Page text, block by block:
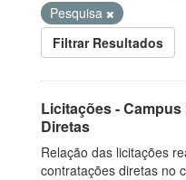
Pesquisa
Filtrar Resultados
Licitações -
Diretas
Relação das licitações
contratações diretas no